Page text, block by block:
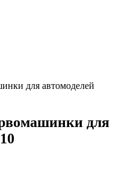
для автомоделей
для